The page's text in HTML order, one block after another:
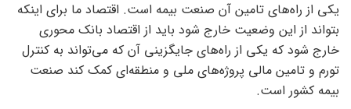
یکی از راه‌های تامین آن صنعت بیمه است. اقتصاد ما برای اینکه
بتواند از این وضعیت خارج شود باید از اقتصاد بانک محوری
خارج شود که یکی از راه‌های جایگزینی آن که می‌تواند به کنترل
تورم و تامین مالی پروژه‌های ملی و منطقه‌ای کمک کند صنعت
بیمه کشور است.